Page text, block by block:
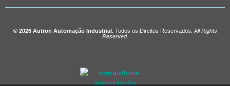
© 2026 Autron Automação Industrial.Todos os Direitos Reservados. All Rights
Reserved.